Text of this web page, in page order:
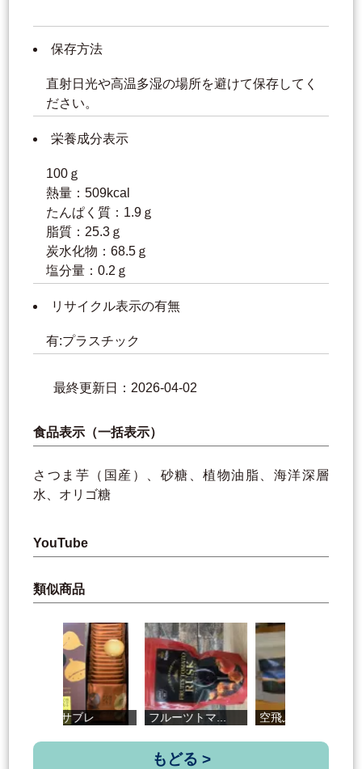
保存方法
直射日光や高温多湿の場所を避けて保存してく
ださい。
栄養成分表示
100ｇ
熱量：509kcal
たんぱく質：1.9ｇ
脂質：25.3ｇ
炭水化物：68.5ｇ
塩分量：0.2ｇ
リサイクル表示の有無
有:プラスチック
最終更新日：2026-04-02
食品表示（一括表示）
さつま芋（国産）、砂糖、植物油脂、海洋深層
水、オリゴ糖
YouTube
類似商品
くりサブレ フルーツトマ... 空飛ぶさつま...
もどる >